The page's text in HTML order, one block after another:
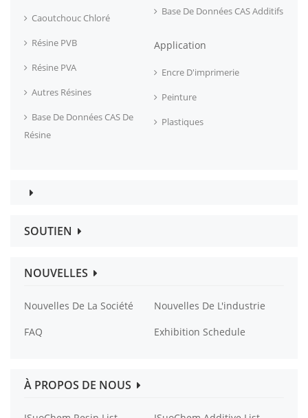
Caoutchouc Chloré
Résine PVB
Résine PVA
Autres Résines
Base De Données CAS De
Résine
Base De Données CAS Additifs
Application
Encre D'imprimerie
Peinture
Plastiques
SOUTIEN
NOUVELLES
Nouvelles De La Société
Nouvelles De L'industrie
FAQ
Exhibition Schedule
À PROPOS DE NOUS